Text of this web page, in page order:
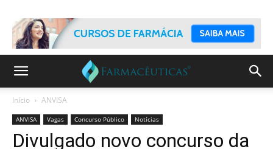
Início ANVISA
ANVISA Vagas Concurso Público Notícias
Divulgado novo concurso da